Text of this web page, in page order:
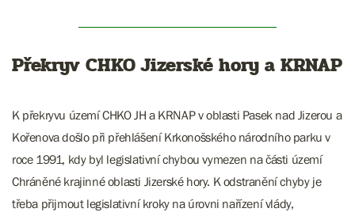
Překryv CHKO Jizerské hory a KRNAP
K překryvu území CHKO JH a KRNAP v oblasti Pasek nad Jizerou a
Kořenova došlo při přehlášení Krkonošského národního parku v
roce 1991, kdy byl legislativní chybou vymezen na části území
Chráněné krajinné oblasti Jizerské hory. K odstranění chyby je
třeba přijmout legislativní kroky na úrovni nařízení vlády,